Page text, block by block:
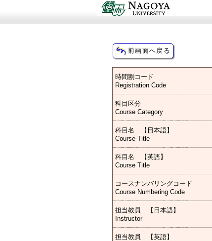
時間割コード
Registration Code
科目区分
Course Category
科目名 【日本語】
Course Title
科目名 【英語】
Course Title
コースナンバリングコード
Course Numbering Code
担当教員 【日本語】
Instructor
担当教員 【英語】